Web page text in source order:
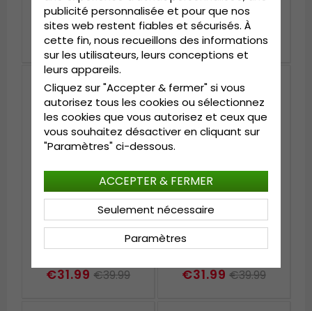
Baseball Cap (vert)
€55.99 €69.99
Baseball Cap EST 1829
(orange/offwhite)
€31.99€39.99
Casquettes - MJM
Baseball Cap EST 1829
(orange/offwhite)
€31.99 €39.99
Casquettes - MJM
Baseball Cap Have a
nice fish
€31.99 €39.99
publicité personnalisée et pour que nos
sites web restent fiables et sécurisés. À
cette fin, nous recueillons des informations
sur les utilisateurs, leurs conceptions et
leurs appareils.
Cliquez sur "Accepter & fermer" si vous
autorisez tous les cookies ou sélectionnez
les cookies que vous autorisez et ceux que
vous souhaitez désactiver en cliquant sur
"Paramètres" ci-dessous.
Paramètres
Seulement nécessaire
ACCEPTER & FERMER